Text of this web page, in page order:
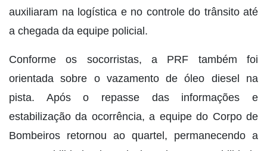
auxiliaram na logística e no controle do trânsito até
a chegada da equipe policial.
Conforme os socorristas, a PRF também foi
orientada sobre o vazamento de óleo diesel na
pista. Após o repasse das informações e
estabilização da ocorrência, a equipe do Corpo de
Bombeiros retornou ao quartel, permanecendo a